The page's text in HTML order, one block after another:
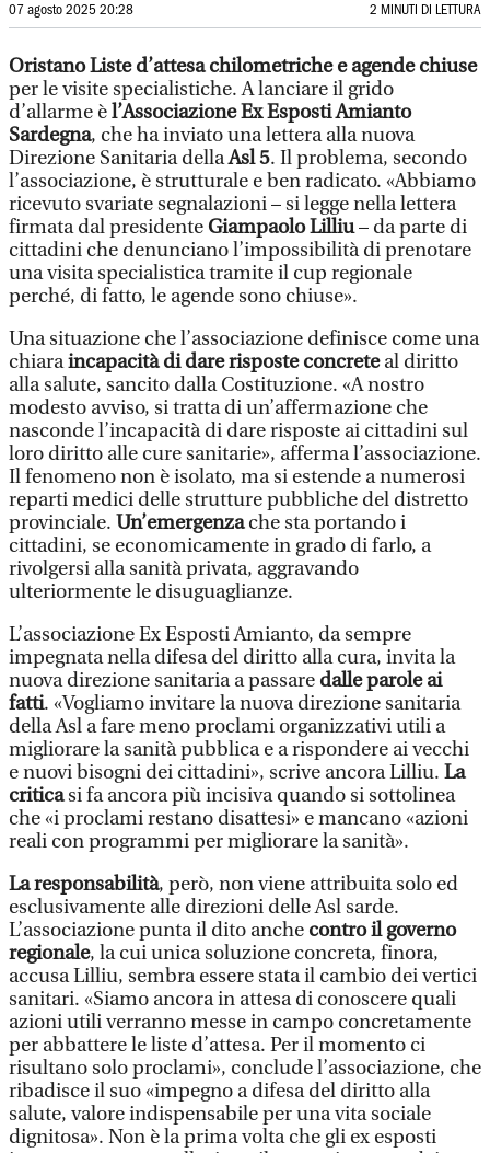
07 agosto 2025 20:28 2 MINUTI DI LETTURA
OristanoListe d’attesa chilometriche e agende chiuse
per le visite specialistiche. A lanciare il grido
d’allarme èl’Associazione Ex Esposti Amianto
Sardegna, che ha inviato una lettera alla nuova
Direzione Sanitaria dellaAsl 5. Il problema, secondo
l’associazione, è strutturale e ben radicato. «Abbiamo
ricevuto svariate segnalazioni – si legge nella lettera
firmata dal presidenteGiampaolo Lilliu– da parte di
cittadini che denunciano l’impossibilità di prenotare
una visita specialistica tramite il cup regionale
perché, di fatto, le agende sono chiuse».
Una situazione che l’associazione definisce come una
chiaraincapacità di dare risposte concreteal diritto
alla salute, sancito dalla Costituzione. «A nostro
modesto avviso, si tratta di un’affermazione che
nasconde l’incapacità di dare risposte ai cittadini sul
loro diritto alle cure sanitarie», afferma l’associazione.
Il fenomeno non è isolato, ma si estende a numerosi
reparti medici delle strutture pubbliche del distretto
provinciale. Un’emergenzache sta portando i
cittadini, se economicamente in grado di farlo, a
rivolgersi alla sanità privata, aggravando
ulteriormente le disuguaglianze.
L’associazione Ex Esposti Amianto, da sempre
impegnata nella difesa del diritto alla cura, invita la
nuova direzione sanitaria a passare dalle parole ai
fatti. «Vogliamo invitare la nuova direzione sanitaria
della Asl a fare meno proclami organizzativi utili a
migliorare la sanità pubblica e a rispondere ai vecchi
e nuovi bisogni dei cittadini», scrive ancora Lilliu. La
criticasi fa ancora più incisiva quando si sottolinea
che «i proclami restano disattesi» e mancano «azioni
reali con programmi per migliorare la sanità».
La responsabilità, però, non viene attribuita solo ed
esclusivamente alle direzioni delle Asl sarde.
L’associazione punta il dito anche contro il governo
regionale, la cui unica soluzione concreta, finora,
accusa Lilliu, sembra essere stata il cambio dei vertici
sanitari. «Siamo ancora in attesa di conoscere quali
azioni utili verranno messe in campo concretamente
per abbattere le liste d’attesa. Per il momento ci
risultano solo proclami», conclude l’associazione, che
ribadisce il suo «impegno a difesa del diritto alla
salute, valore indispensabile per una vita sociale
dignitosa». Non è la prima volta che gli ex esposti